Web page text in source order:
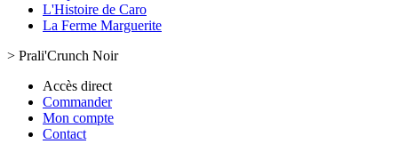
L'Histoire de Caro
La Ferme Marguerite
> Prali'Crunch Noir
Accès direct
Commander
Mon compte
Contact